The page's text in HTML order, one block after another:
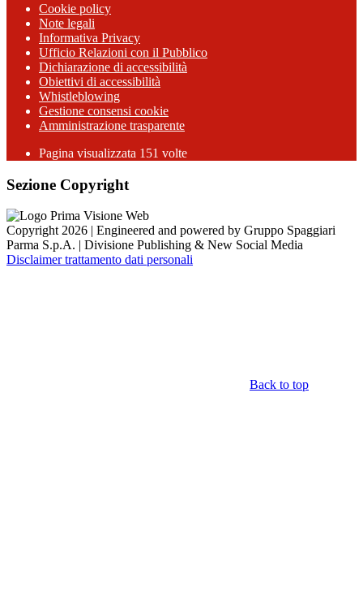
Cookie policy
Note legali
Informativa Privacy
Ufficio Relazioni con il Pubblico
Dichiarazione di accessibilità
Obiettivi di accessibilità
Whistleblowing
Gestione consensi cookie
Amministrazione trasparente
Pagina visualizzata 151 volte
Sezione Copyright
Copyright 2026 | Engineered and powered by Gruppo Spaggiari
Parma S.p.A. | Divisione Publishing & New Social Media
Disclaimer trattamento dati personali
Back to top